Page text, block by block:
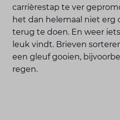
carrièrestap te ver
het dan helemaal niet erg
terug te doen. En weer
leuk vindt. Brieven
een gleuf gooien,
regen.